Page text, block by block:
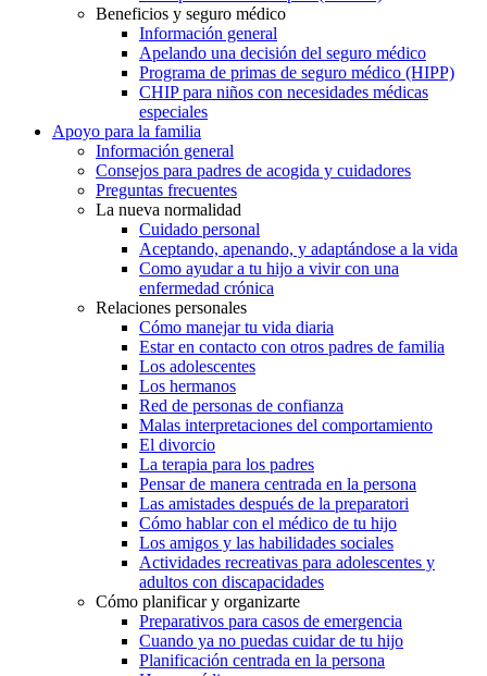
Beneficios y seguro médico
Información general
Apelando una decisión del seguro médico
Programa de primas de seguro médico (HIPP)
CHIP para niños con necesidades médicas
especiales
Apoyo para la familia
Información general
Consejos para padres de acogida y cuidadores
Preguntas frecuentes
La nueva normalidad
Cuidado personal
Aceptando, apenando, y adaptándose a la vida
Como ayudar a tu hijo a vivir con una
enfermedad crónica
Relaciones personales
Cómo manejar tu vida diaria
Estar en contacto con otros padres de familia
Los adolescentes
Los hermanos
Red de personas de confianza
Malas interpretaciones del comportamiento
El divorcio
La terapia para los padres
Pensar de manera centrada en la persona
Las amistades después de la preparatori
Cómo hablar con el médico de tu hijo
Los amigos y las habilidades sociales
Actividades recreativas para adolescentes y
adultos con discapacidades
Cómo planificar y organizarte
Preparativos para casos de emergencia
Cuando ya no puedas cuidar de tu hijo
Planificación centrada en la persona